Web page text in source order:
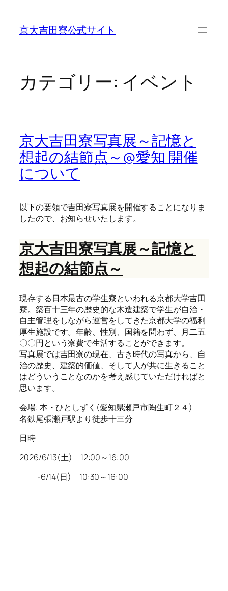
京大吉田寮公式サイト
カテゴリー: イベント
京大吉田寮写真展～記憶と
想起の結節点～@愛知 開催
について
以下の要領で吉田寮写真展を開催することになりま
したので、お知らせいたします。
京大吉田寮写真展～記憶と
想起の結節点～
現存する日本最古の学生寮といわれる京都大学吉田
寮。築百十三年の歴史的な木造建築で学生が自治・
自主管理をしながら運営をしてきた京都大学の福利
厚生施設です。年齢、性別、国籍を問わず、月二五
〇〇円という寮費で生活することができます。
​写真展では吉田寮の現在、古き時代の写真から、自
治の歴史、建築的価値、そして人が共に生きること
はどういうことなのかを考え感じていただければと
思います。
会場: 本・ひとしずく(愛知県瀬戸市陶生町２４)
名鉄尾張瀬戸駅より徒歩十三分
日時
2026/6/13(土) 12:00～16:00
-6/14(日) 10:30～16:00